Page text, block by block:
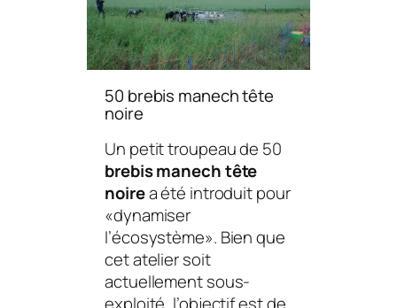
50 brebis manech tête
noire
Un petit troupeau de 50
brebis manech tête
noirea été introduit pour
«dynamiser
l’écosystème». Bien que
cet atelier soit
actuellement sous-